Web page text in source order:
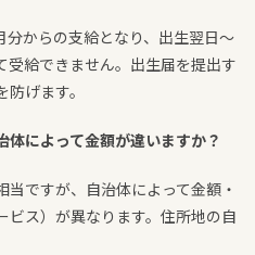
からの支給となり、出生翌日〜
受給できません。出生届を提出す
げます。
によって金額が違いますか？
ですが、自治体によって金額・
ス）が異なります。住所地の自